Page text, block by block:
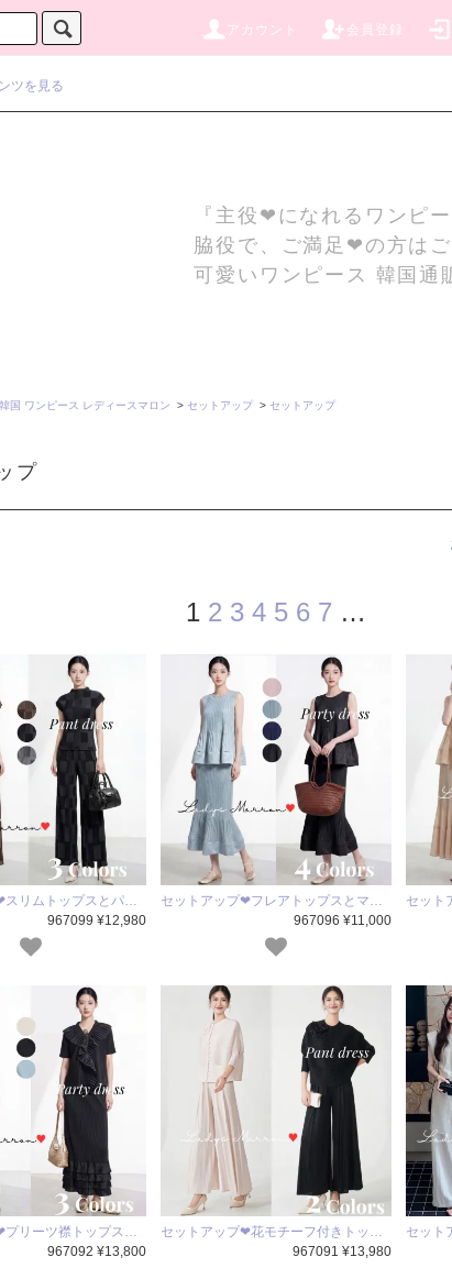
アカウント 会員登録
ツを見る
『主役❤になれるワンピー
脇役で、ご満足❤の方は
可愛いワンピース 韓国通
国 ワンピース レディースマロン > セットアップ > セットアップ
プ
1 2 3 4 5 6 7 …
スリムトップスとパ…
967099 ¥12,980
セットアップ❤フレアトップスとマ…
967096 ¥11,000
セット
プリーツ襟トップス…
967092 ¥13,800
セットアップ❤花モチーフ付きトッ…
967091 ¥13,980
セット